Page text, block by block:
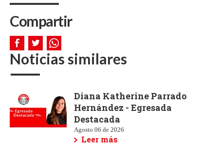
Compartir
Noticias similares
Diana Katherine Parrado
Hernández - Egresada
Destacada
Agosto 06 de 2026
Leer más